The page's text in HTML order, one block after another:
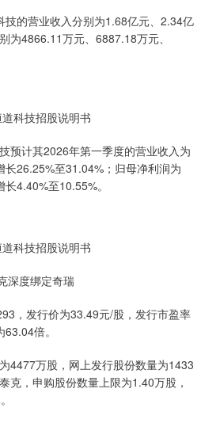
的营业收入分别为1.68亿元、2.34亿
为4866.11万元、6887.18万元、
科技招股说明书
计其2026年第一季度的营业收入为
26.25%至31.04%；归母净利润为
4.40%至10.55%。
科技招股说明书
深度绑定奇瑞
，发行价为33.49元/股，发行市盈率
倍。
万股，网上发行股份数量为1433
克，申购股份数量上限为1.40万股，